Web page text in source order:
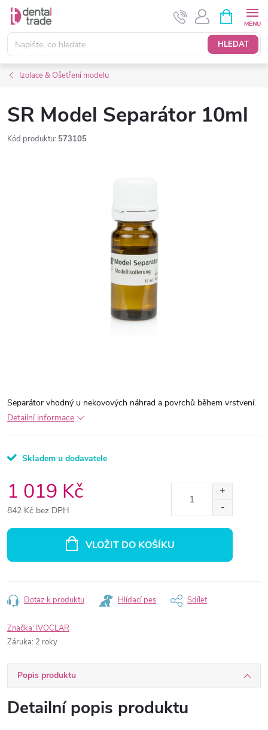
Přejít
obsah
HLEDAT
NÁKUPNÍ
KOŠÍK
Izolace & Ošetření modelu
SR Model Separátor 10ml
Kód produktu: 573105
Separátor vhodný u nekovových náhrad a povrchů během vrstvení.
Detailní informace
Skladem u dodavatele
1 019 Kč
842 Kč bez DPH
VLOŽIT DO KOŠÍKU
Dotaz k produktu Hlídací pes Sdílet
Značka: IVOCLAR
Záruka: 2 roky
Popis produktu
Detailní popis produktu